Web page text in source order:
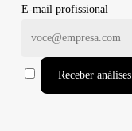
E-mail profissional
Receber análises